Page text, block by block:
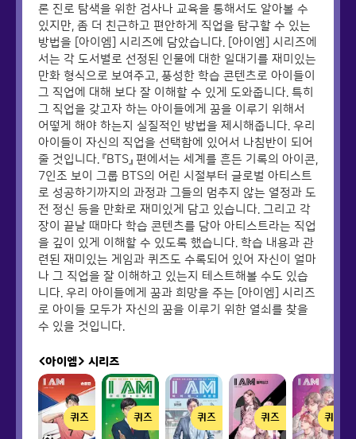
론 진로 탐색을 위한 검사나 교육을 통해서도 알아볼 수
있지만, 좀 더 친근하고 편안하게 직업을 탐구할 수 있는
방법을 [아이엠] 시리즈에 담았습니다. [아이엠] 시리즈에
서는 각 도서별로 선정된 인물에 대한 일대기를 재미있는
만화 형식으로 보여주고, 풍성한 학습 콘텐츠로 아이들이
그 직업에 대해 보다 잘 이해할 수 있게 도와줍니다. 특히
그 직업을 갖고자 하는 아이들에게 꿈을 이루기 위해서
어떻게 해야 하는지 실질적인 방법을 제시해줍니다. 우리
아이들이 자신의 직업을 선택함에 있어서 나침반이 되어
줄 것입니다. 『BTS』 편에서는 세계를 흔든 기록의 아이콘,
7인조 보이 그룹 BTS의 어린 시절부터 글로벌 아티스트
로 성공하기까지의 과정과 그들의 멈추지 않는 열정과 도
전 정신 등을 만화로 재미있게 담고 있습니다. 그리고 각
장이 끝날 때마다 학습 콘텐츠를 담아 아티스트라는 직업
을 깊이 있게 이해할 수 있도록 했습니다. 학습 내용과 관
련된 재미있는 게임과 퀴즈도 수록되어 있어 자신이 얼마
나 그 직업을 잘 이해하고 있는지 테스트해볼 수도 있습
니다. 우리 아이들에게 꿈과 희망을 주는 [아이엠] 시리즈
로 아이들 모두가 자신의 꿈을 이루기 위한 열쇠를 찾을
수 있을 것입니다.
<아이엠> 시리즈
퀴즈 퀴즈 퀴즈 퀴즈 퀴즈